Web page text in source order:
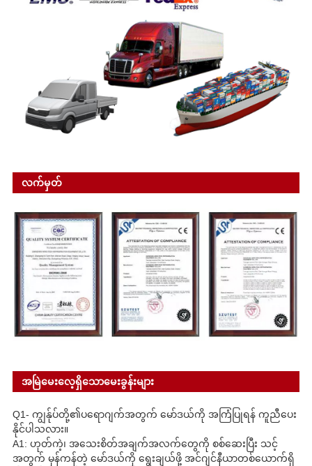
လက်မှတ်
အမြဲမေးလေ့ရှိသောမေးခွန်းများ
Q1- ကျွန်ုပ်တို့၏ပရောဂျက်အတွက် မော်ဒယ်ကို အကြံပြုရန် ကူညီပေး
နိုင်ပါသလား။
A1: ဟုတ်ကဲ့၊ အသေးစိတ်အချက်အလက်တွေကို စစ်ဆေးပြီး သင့်
အတွက် မှန်ကန်တဲ့ မော်ဒယ်ကို ရွေးချယ်ဖို့ အင်ဂျင်နီယာတစ်ယောက်ရှိ